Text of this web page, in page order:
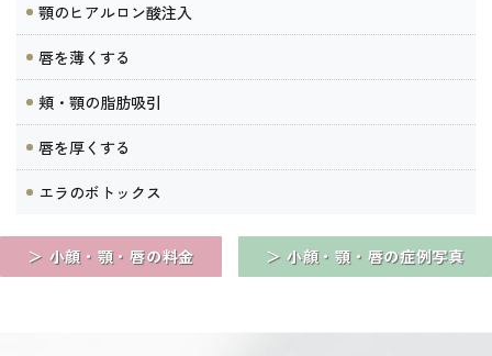
顎のヒアルロン酸注入
唇を薄くする
頬・顎の脂肪吸引
唇を厚くする
エラのボトックス
＞ 小顔・顎・唇の料金 ＞ 小顔・顎・唇の症例写真